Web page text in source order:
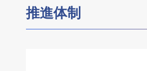
推進体制